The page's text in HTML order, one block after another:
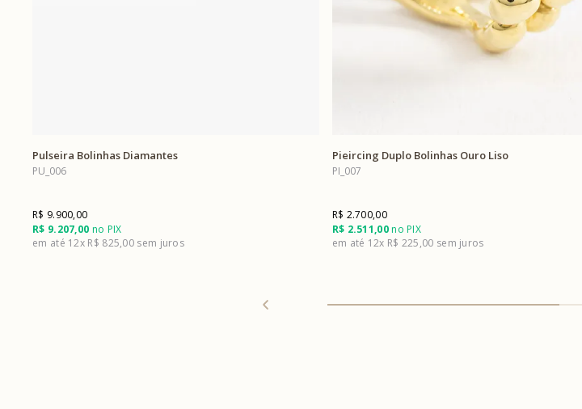
Pulseira Bolinhas Diamantes
PU_006
R$ 9.207,00 no PIX
R$ 9.900,00
12x R$ 825,00
Pieircing Duplo Bolinhas Ouro Liso
PI_007
R$ 2.511,00no PIX
R$ 2.700,00
12x R$ 225,00